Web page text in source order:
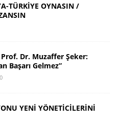
TÜRKİYE OYNASIN /
Prof. Dr. Muzaffer Şeker:
Başarı Gelmez”
0
YENİ YÖNETİCİLERİNİ